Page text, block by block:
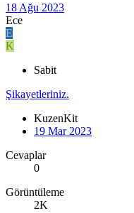
18 Ağu 2023
Ece
E
K
Sabit
Şikayetleriniz.
KuzenKit
19 Mar 2023
Cevaplar
0
Görüntüleme
2K